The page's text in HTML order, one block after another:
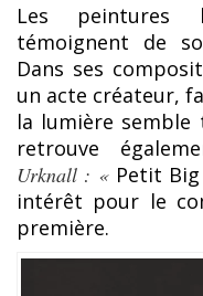
Les peintures
témoignent de
Dans ses
un acte créateur,
la lumière semble
retrouve
Urknall : « Petit
intérêt pour le
première.